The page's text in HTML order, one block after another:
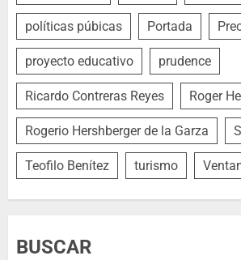
políticas púbicas Portada
proyecto educativo prudence
Ricardo Contreras Reyes Roger
Rogerio Hershberger de la Garza
Teofilo Benítez turismo
BUSCAR